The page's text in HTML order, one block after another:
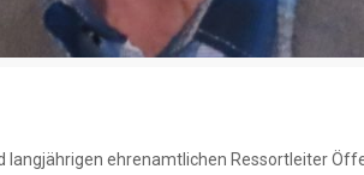
ehrenamtlichen Ressortleiter